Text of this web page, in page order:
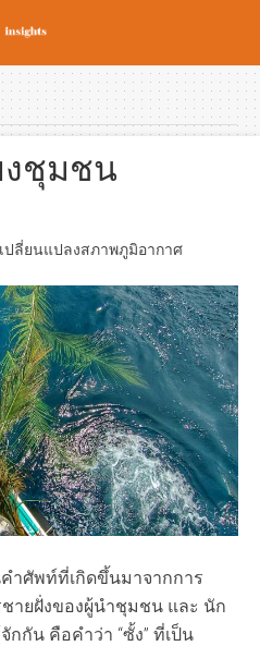
งชุมชน
ปลี่ยนแปลงสภาพภูมิอากาศ
ำศัพท์ที่เกิดขึ้นมาจากการ
ายฝั่งของผู้นำชุมชน และ นัก
กัน คือคำว่า “ซั้ง” ที่เป็น